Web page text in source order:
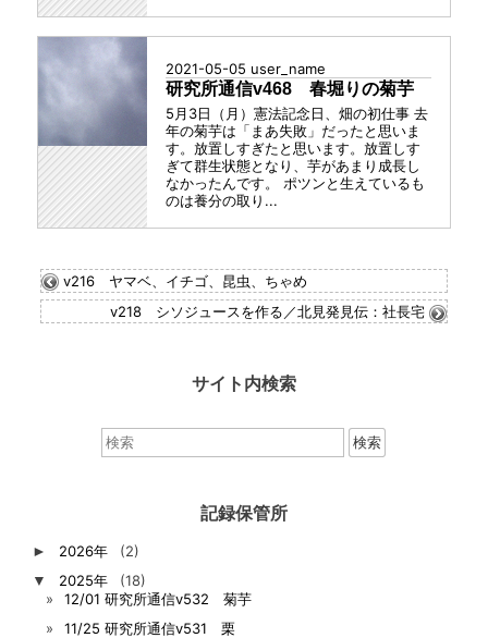
2021-05-05 user_name
研究所通信v468 春堀りの菊芋
5月3日（月）憲法記念日、畑の初仕事 去
年の菊芋は「まあ失敗」だったと思いま
す。放置しすぎたと思います。放置しす
ぎて群生状態となり、芋があまり成長し
なかったんです。 ポツンと生えているも
のは養分の取り...
v216 ヤマベ、イチゴ、昆虫、ちゃめ
v218 シソジュースを作る／北見発見伝：社長宅
サイト内検索
索：
記録保管所
► 2026年
(2)
▼
2025年
(18)
12/01 研究所通信v532 菊芋
11/25 研究所通信v531 栗